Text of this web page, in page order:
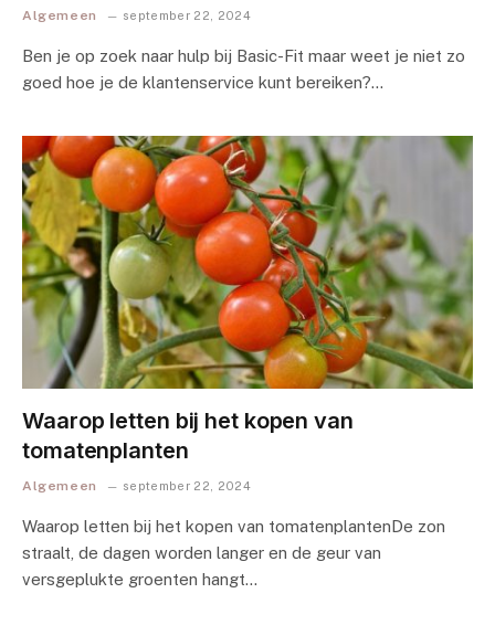
Algemeen september 22, 2024
Ben je op zoek naar hulp bij Basic-Fit maar weet je niet zo
goed hoe je de klantenservice kunt bereiken?…
Waarop letten bij het kopen van
tomatenplanten
Algemeen september 22, 2024
Waarop letten bij het​ kopen van tomatenplantenDe zon
straalt, de dagen worden langer en de geur van
⁣versgeplukte groenten hangt…